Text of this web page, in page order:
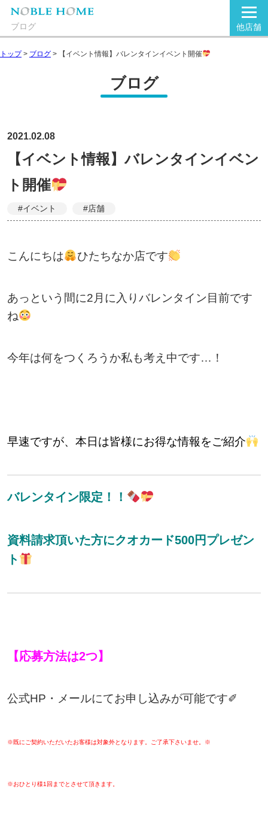
ブログ 他店舗
トップ> ブログ > 【イベント情報】バレンタインイベント開催
ブログ
2021.02.08
【イベント情報】バレンタインイベン
ト開催
#イベント #店舗
こんにちは ひたちなか店です
あっという間に2月に入りバレンタイン目前です
ね
今年は何をつくろうか私も考え中です…！
早速ですが、本日は皆様にお得な情報をご紹介
バレンタイン限定！！
資料請求頂いた方にクオカード500円プレゼン
ト
【応募方法は2つ】
公式HP・メールにてお申し込みが可能です✐
※既にご契約いただいたお客様は対象外となります。ご了承下さいませ。※
※おひとり様1回までとさせて頂きます。